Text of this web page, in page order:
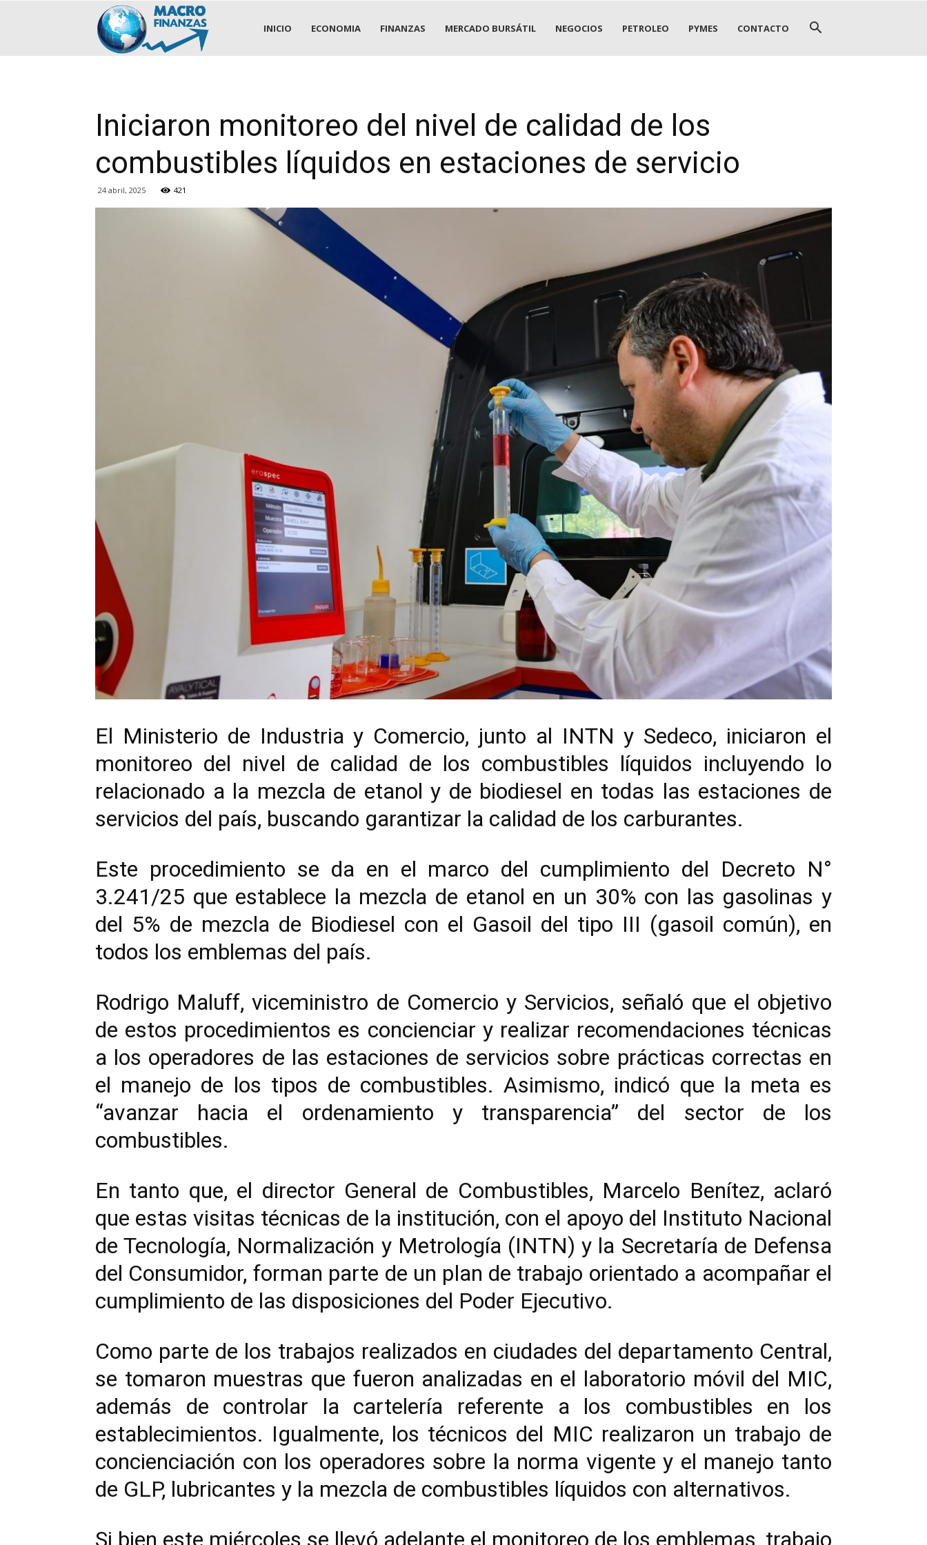
.::MACROFINANZAS::.
INICIO ECONOMIA FINANZAS MERCADO BURSÁTIL NEGOCIOS PETROLEO PYMES CONTACTO
Iniciaron monitoreo del nivel de calidad de los
combustibles líquidos en estaciones de servicio
24 abril, 2025 421
El Ministerio de Industria y Comercio, junto al INTN y Sedeco, iniciaron el
monitoreo del nivel de calidad de los combustibles líquidos incluyendo lo
relacionado a la mezcla de etanol y de biodiesel en todas las estaciones de
servicios del país, buscando garantizar la calidad de los carburantes.
Este procedimiento se da en el marco del cumplimiento del Decreto N°
3.241/25 que establece la mezcla de etanol en un 30% con las gasolinas y
del 5% de mezcla de Biodiesel con el Gasoil del tipo III (gasoil común), en
todos los emblemas del país.
Rodrigo Maluff, viceministro de Comercio y Servicios, señaló que el objetivo
de estos procedimientos es concienciar y realizar recomendaciones técnicas
a los operadores de las estaciones de servicios sobre prácticas correctas en
el manejo de los tipos de combustibles. Asimismo, indicó que la meta es
“avanzar hacia el ordenamiento y transparencia” del sector de los
combustibles.
En tanto que, el director General de Combustibles, Marcelo Benítez, aclaró
que estas visitas técnicas de la institución, con el apoyo del Instituto Nacional
de Tecnología, Normalización y Metrología (INTN) y la Secretaría de Defensa
del Consumidor, forman parte de un plan de trabajo orientado a acompañar el
cumplimiento de las disposiciones del Poder Ejecutivo.
Como parte de los trabajos realizados en ciudades del departamento Central,
se tomaron muestras que fueron analizadas en el laboratorio móvil del MIC,
además de controlar la cartelería referente a los combustibles en los
establecimientos. Igualmente, los técnicos del MIC realizaron un trabajo de
concienciación con los operadores sobre la norma vigente y el manejo tanto
de GLP, lubricantes y la mezcla de combustibles líquidos con alternativos.
Si bien este miércoles se llevó adelante el monitoreo de los emblemas, trabajo